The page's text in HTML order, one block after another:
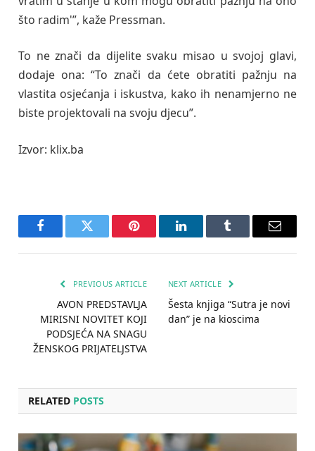
što radim'”, kaže Pressman.
To ne znači da dijelite svaku misao u svojoj glavi,
dodaje ona: “To znači da ćete obratiti pažnju na
vlastita osjećanja i iskustva, kako ih nenamjerno ne
biste projektovali na svoju djecu”.
Izvor: klix.ba
FacebookTwitter Pinterest LinkedInTumblr Email
PREVIOUS ARTICLE
AVON PREDSTAVLJA
MIRISNI NOVITET KOJI
PODSJEĆA NA SNAGU
ŽENSKOG PRIJATELJSTVA
NEXT ARTICLE
Šesta knjiga “Sutra je novi
dan” je na kioscima
RELATED POSTS